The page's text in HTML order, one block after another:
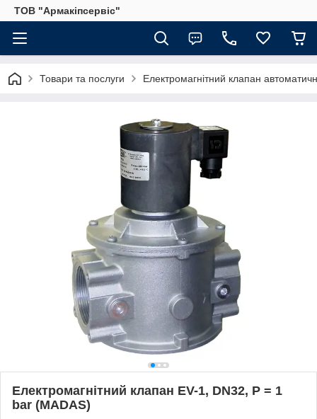
ТОВ "Армакіпсервіс"
Товари та послуги Електромагнітний клапан
Електромагнітний клапан EV-1, DN32, P = 1
bar (MADAS)